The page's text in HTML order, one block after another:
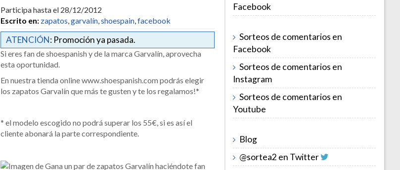
Participa hasta el 28/12/2012
Escrito en: zapatos,garvalín,shoespain,facebook
ATENCIÓN: Promoción ya pasada.
Si eres fan de shoespanish y de la marca Garvalín, aprovecha
esta oportunidad.
En nuestra tienda online www.shoespanish.com podrás elegir
los zapatos Garvalín que más te gusten y te los regalamos!*
* el modelo escogido no podrá superar los 55€, si es así el
cliente abonará la parte correspondiente.
Facebook
Sorteos de comentarios en
Facebook
Sorteos de comentarios en
Instagram
Sorteos de comentarios en
Youtube
Blog
@sortea2 en Twitter